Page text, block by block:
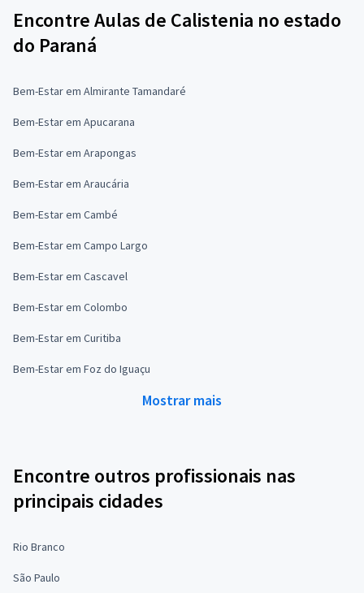
Encontre Aulas de Calistenia no estado
do Paraná
Bem-Estar em Almirante Tamandaré
Bem-Estar em Apucarana
Bem-Estar em Arapongas
Bem-Estar em Araucária
Bem-Estar em Cambé
Bem-Estar em Campo Largo
Bem-Estar em Cascavel
Bem-Estar em Colombo
Bem-Estar em Curitiba
Bem-Estar em Foz do Iguaçu
Mostrar mais
Encontre outros profissionais nas
principais cidades
Rio Branco
São Paulo